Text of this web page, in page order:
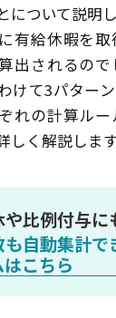
について説明し
有給休暇を
出されるの
けて3パター
れの計算ル
しく解説します
や比例付与に
自動集計で
こちら